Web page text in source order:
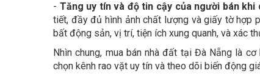
- Tăng uy tín và độ tin cậy của người bán
tiết, đầy đủ hình ảnh chất lượng và giấy tờ hợp
bất động sản, vị trí, tiện ích xung quanh, và xác
Nhìn chung, mua bán nhà đất tại Đà Nẵng là
chọn kênh rao vặt uy tín và theo dõi biến động